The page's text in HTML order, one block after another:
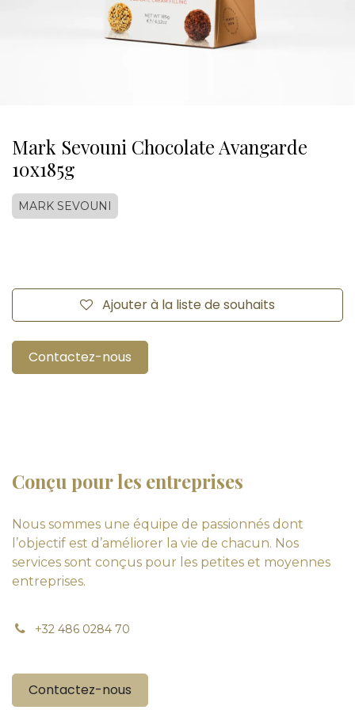
Mark Sevouni Chocolate Avangarde
10x185g
MARK SEVOUNI
Ajouter à la liste de souhaits
Contactez-nous
Conçu pour les entreprises
Nous sommes une équipe de passionnés dont
l’objectif est d’améliorer la vie de chacun. Nos
services sont conçus pour les petites et moyennes
entreprises.
+32 486 0284 70
Contactez-nous